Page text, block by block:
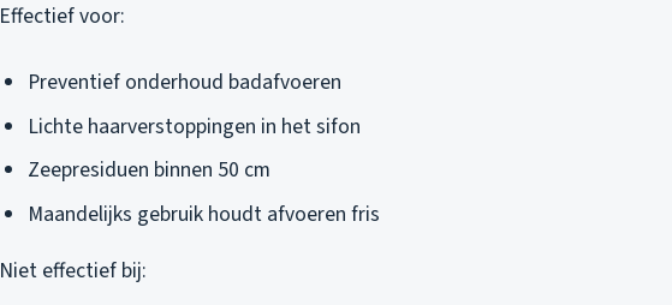
Effectief voor:
Preventief onderhoud badafvoeren
Lichte haarverstoppingen in het sifon
Zeepresiduen binnen 50 cm
Maandelijks gebruik houdt afvoeren fris
Niet effectief bij: